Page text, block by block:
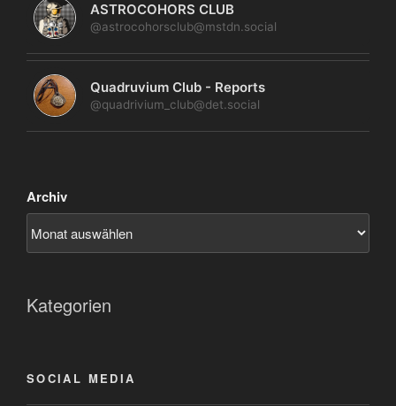
ASTROCOHORS CLUB
@astrocohorsclub@mstdn.social
Quadruvium Club - Reports
@quadrivium_club@det.social
Archiv
Kategorien
SOCIAL MEDIA